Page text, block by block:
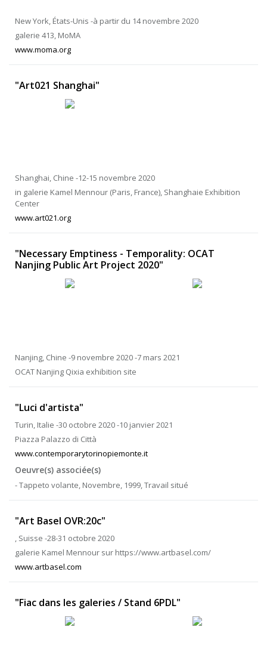
New York, États-Unis -à partir du 14 novembre 2020
galerie 413, MoMA
www.moma.org
"Art021 Shanghai"
Shanghai, Chine -12-15 novembre 2020
in galerie Kamel Mennour (Paris, France), Shanghaie Exhibition
Center
www.art021.org
"Necessary Emptiness - Temporality: OCAT
Nanjing Public Art Project 2020"
Nanjing, Chine -9 novembre 2020 -7 mars 2021
OCAT Nanjing Qixia exhibition site
"Luci d'artista"
Turin, Italie -30 octobre 2020 -10 janvier 2021
Piazza Palazzo di Città
www.contemporarytorinopiemonte.it
Oeuvre(s) associée(s)
- Tappeto volante, Novembre, 1999, Travail situé
"Art Basel OVR:20c"
, Suisse -28-31 octobre 2020
galerie Kamel Mennour sur https://www.artbasel.com/
www.artbasel.com
"Fiac dans les galeries / Stand 6PDL"